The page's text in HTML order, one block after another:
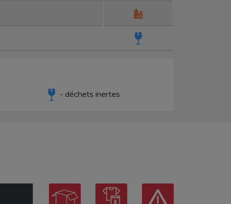
- déchets inertes